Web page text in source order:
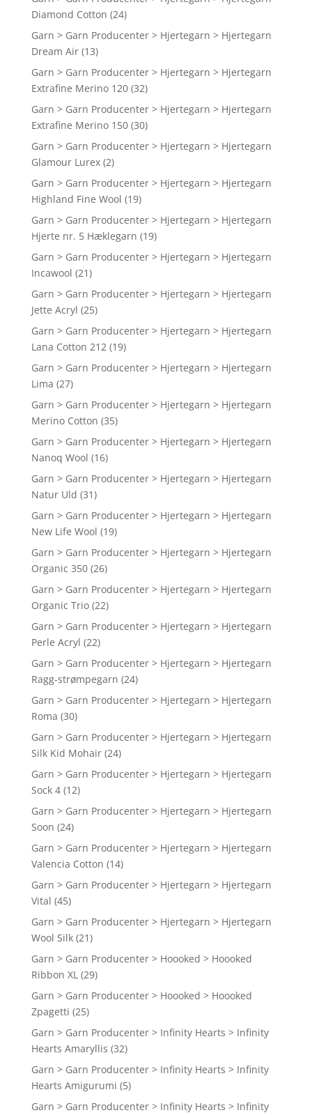
Diamond Cotton (24)
Garn > Garn Producenter > Hjertegarn > Hjertegarn
Dream Air (13)
Garn > Garn Producenter > Hjertegarn > Hjertegarn
Extrafine Merino 120 (32)
Garn > Garn Producenter > Hjertegarn > Hjertegarn
Extrafine Merino 150 (30)
Garn > Garn Producenter > Hjertegarn > Hjertegarn
Glamour Lurex (2)
Garn > Garn Producenter > Hjertegarn > Hjertegarn
Highland Fine Wool (19)
Garn > Garn Producenter > Hjertegarn > Hjertegarn
Hjerte nr. 5 Hæklegarn (19)
Garn > Garn Producenter > Hjertegarn > Hjertegarn
Incawool (21)
Garn > Garn Producenter > Hjertegarn > Hjertegarn
Jette Acryl (25)
Garn > Garn Producenter > Hjertegarn > Hjertegarn
Lana Cotton 212 (19)
Garn > Garn Producenter > Hjertegarn > Hjertegarn
Lima (27)
Garn > Garn Producenter > Hjertegarn > Hjertegarn
Merino Cotton (35)
Garn > Garn Producenter > Hjertegarn > Hjertegarn
Nanoq Wool (16)
Garn > Garn Producenter > Hjertegarn > Hjertegarn
Natur Uld (31)
Garn > Garn Producenter > Hjertegarn > Hjertegarn
New Life Wool (19)
Garn > Garn Producenter > Hjertegarn > Hjertegarn
Organic 350 (26)
Garn > Garn Producenter > Hjertegarn > Hjertegarn
Organic Trio (22)
Garn > Garn Producenter > Hjertegarn > Hjertegarn
Perle Acryl (22)
Garn > Garn Producenter > Hjertegarn > Hjertegarn
Ragg-strømpegarn (24)
Garn > Garn Producenter > Hjertegarn > Hjertegarn
Roma (30)
Garn > Garn Producenter > Hjertegarn > Hjertegarn
Silk Kid Mohair (24)
Garn > Garn Producenter > Hjertegarn > Hjertegarn
Sock 4 (12)
Garn > Garn Producenter > Hjertegarn > Hjertegarn
Soon (24)
Garn > Garn Producenter > Hjertegarn > Hjertegarn
Valencia Cotton (14)
Garn > Garn Producenter > Hjertegarn > Hjertegarn
Vital (45)
Garn > Garn Producenter > Hjertegarn > Hjertegarn
Wool Silk (21)
Garn > Garn Producenter > Hoooked > Hoooked
Ribbon XL (29)
Garn > Garn Producenter > Hoooked > Hoooked
Zpagetti (25)
Garn > Garn Producenter > Infinity Hearts > Infinity
Hearts Amaryllis (32)
Garn > Garn Producenter > Infinity Hearts > Infinity
Hearts Amigurumi (5)
Garn > Garn Producenter > Infinity Hearts > Infinity